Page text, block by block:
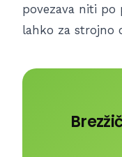
povezava niti po
lahko za strojno